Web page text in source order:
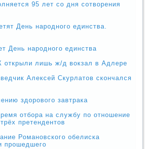
95 лет со дня сотворения
День народного единства.
День народного единства
открыли лишь ж/д вокзал в Адлере
Алексей Cкурлатов скончался
здорового завтрака
отбора на службу по отношение
претендентов
Романовского обелиска
прошедшего